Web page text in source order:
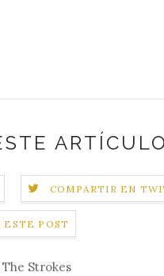
ARTÍCULO
COMPARTIR EN
ESTE POST
The Strokes